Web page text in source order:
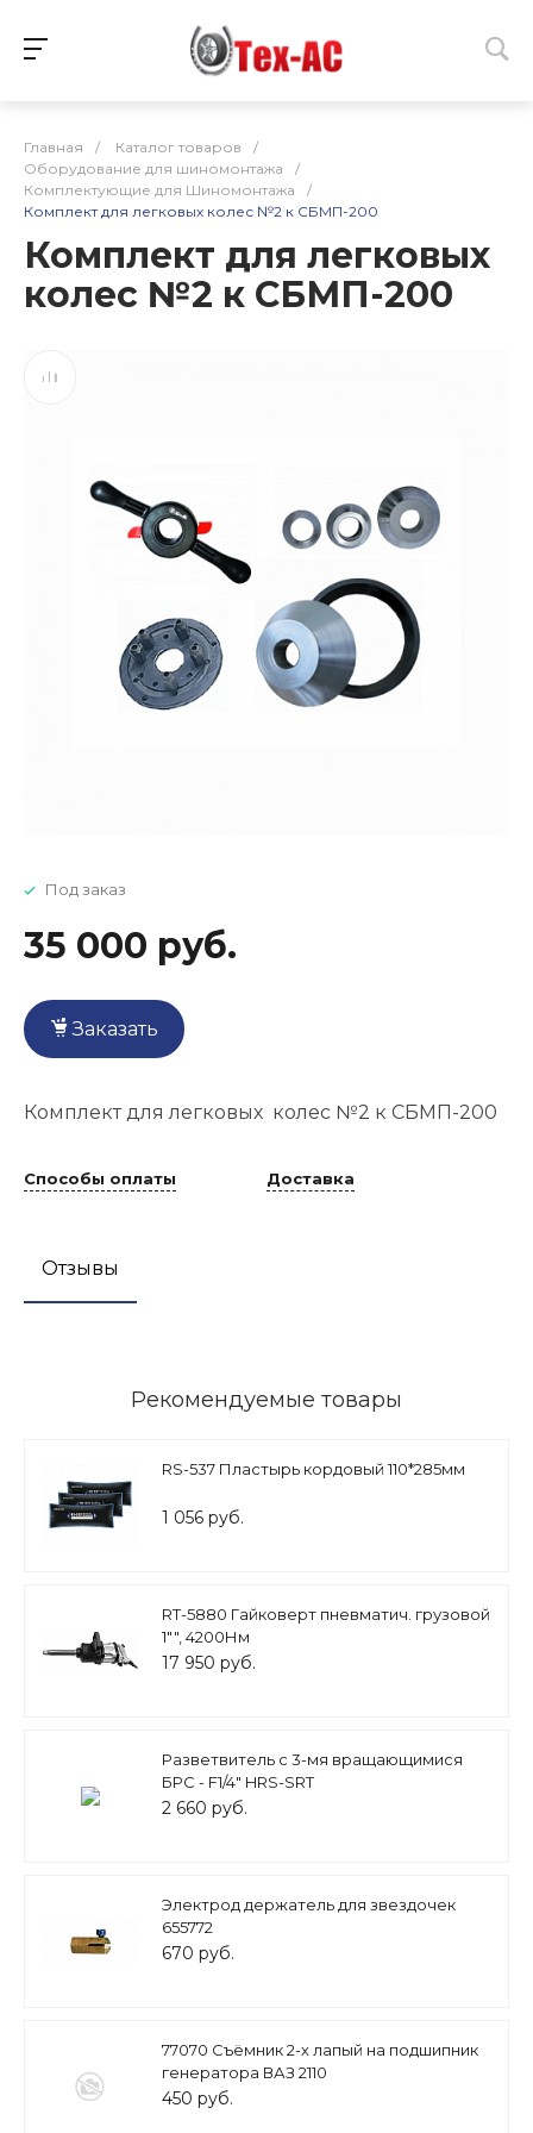
Главная / Каталог товаров
/
Оборудование для шиномонтажа
/
Комплектующие для Шиномонтажа
/
Комплект для легковых колес №2 к СБМП-200
Комплект для легковых
колес №2 к СБМП-200
Под заказ
35 000 руб.
Заказать
Комплект для легковых колес №2 к СБМП-200
Способы оплаты Доставка
Отзывы
Рекомендуемые товары
RS-537 Пластырь кордовый 110*285мм
1 056 руб.
RT-5880 Гайковерт пневматич. грузовой
1"", 4200Нм
17 950 руб.
Разветвитель с 3-мя вращающимися
БРС - F1/4" HRS-SRT
2 660 руб.
Электрод держатель для звездочек
655772
670 руб.
77070 Съёмник 2-х лапый на подшипник
генератора ВАЗ 2110
450 руб.